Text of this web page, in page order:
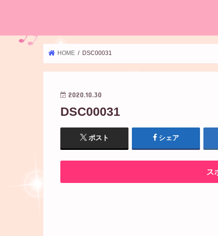
HOME DSC00031
2020.10.30
DSC00031
ポスト シェア
ス